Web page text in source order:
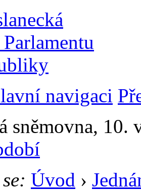
navigaci
sněmovna,
Úvod ›